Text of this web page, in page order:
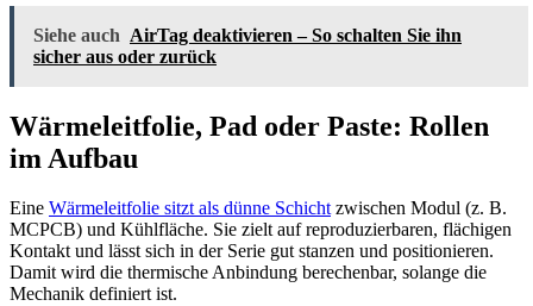
Siehe auch AirTag deaktivieren – So schalten Sie ihn
sicher aus oder zurück
Wärmeleitfolie, Pad oder Paste: Rollen
im Aufbau
Eine Wärmeleitfolie sitzt als dünne Schichtzwischen Modul (z. B.
MCPCB) und Kühlfläche. Sie zielt auf reproduzierbaren, flächigen
Kontakt und lässt sich in der Serie gut stanzen und positionieren.
Damit wird die thermische Anbindung berechenbar, solange die
Mechanik definiert ist.